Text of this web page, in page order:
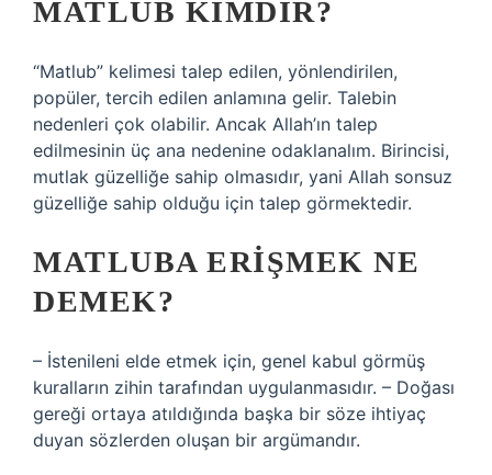
MATLUB KIMDIR?
“Matlub” kelimesi talep edilen, yönlendirilen,
popüler, tercih edilen anlamına gelir. Talebin
nedenleri çok olabilir. Ancak Allah’ın talep
edilmesinin üç ana nedenine odaklanalım. Birincisi,
mutlak güzelliğe sahip olmasıdır, yani Allah sonsuz
güzelliğe sahip olduğu için talep görmektedir.
MATLUBA ERIŞMEK NE
DEMEK?
– İstenileni elde etmek için, genel kabul görmüş
kuralların zihin tarafından uygulanmasıdır. – Doğası
gereği ortaya atıldığında başka bir söze ihtiyaç
duyan sözlerden oluşan bir argümandır.